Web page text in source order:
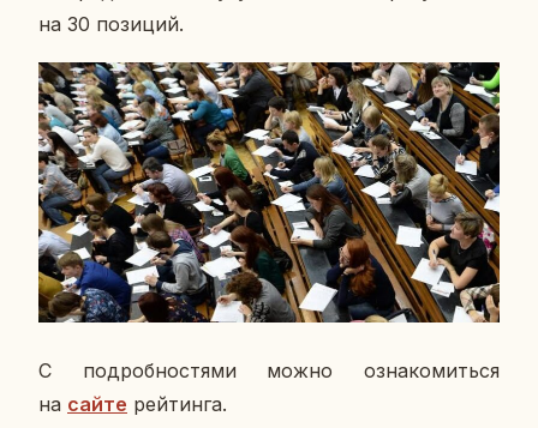
на 30 по­зи­ций.
С по­дроб­но­стя­ми можно озна­ко­мить­ся
на сайте рей­тин­га.